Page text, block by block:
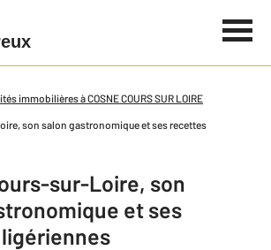
immobilières à COSNE COURS SUR LOIRE
son salon gastronomique et ses recettes
sur-Loire, son
et ses